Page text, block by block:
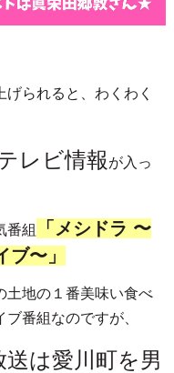
られると、わくわく
レビ情報 が入っ
番組
「メシドラ 〜
〜」
土地の１番美味い食べ
番組なのですが、
は愛川町を男